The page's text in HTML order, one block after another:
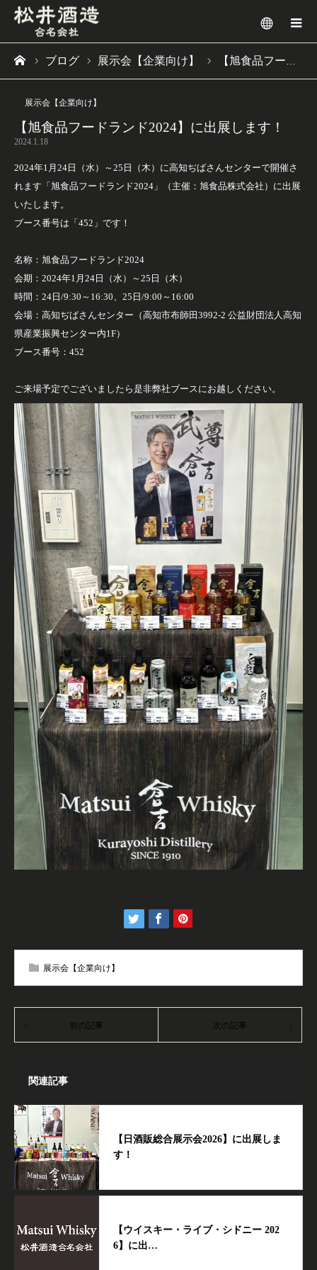
メニュー
ブログ 展示会【企業向け】 【旭食品フードランド2024】に出展します！
展示会【企業向け】
【旭食品フードランド2024】に出展します！
2024.1.18
2024年1月24日（水）～25日（木）に高知ぢばさんセンターで開催さ
れます「旭食品フードランド2024」（主催：旭食品株式会社）に出展
いたします。
ブース番号は「452」です！
名称：旭食品フードランド2024
会期：2024年1月24日（水）～25日（木）
時間：24日/9:30～16:30、25日/9:00～16:00
会場：高知ぢばさんセンター（高知市布師田3992-2 公益財団法人高知
県産業振興センター内1F）
ブース番号：452
ご来場予定でございましたら是非弊社ブースにお越しください。
展示会【企業向け】
前の記事 次の記事
関連記事
【日酒販総合展示会2026】に出展しま
す！
【ウイスキー・ライブ・シドニー 202
6】に出…